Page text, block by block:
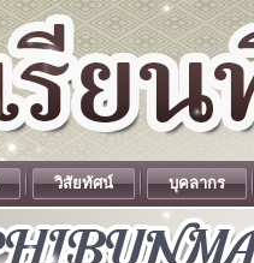
วิสัยทัศน์ บุคลากร